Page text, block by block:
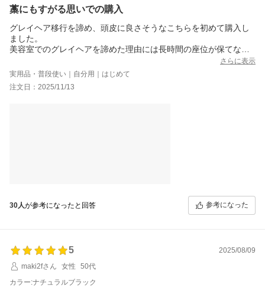
藁にもすがる思いでの購入
グレイヘア移行を諦め、頭皮に良さそうなこちらを初めて購入し
ました。
美容室でのグレイヘアを諦めた理由には長時間の座位が保てない
そんな訳で、少し高くても美容室代（1回約2万円）に行くよりは
身体にもお財布にも優しいと思っての購入でした。
初めてだったし、染まって欲しい！と思う気持ちで、塗布してラ
リングも出る髪質、とにかく驚きです！
さらに表示
実用品・普段使い｜自分用｜はじめて
注文日：2025/11/13
30人が参考になったと回答 参考になった
5
2025/08/09
maki2fさん
女性
50代
カラー:ナチュラルブラック